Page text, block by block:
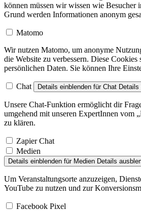
Grund werden Informationen anonym
die Website zu verbessern. Diese Cookies
persönlichen Daten. Sie können Ihre
Unsere Chat-Funktion ermöglicht dir
umgehend mit unseren ExpertInnen vom
zu klären.
Medien
Details einblenden
Um Veranstaltungsorte anzuzeigen,
YouTube zu nutzen und zur
YouTube